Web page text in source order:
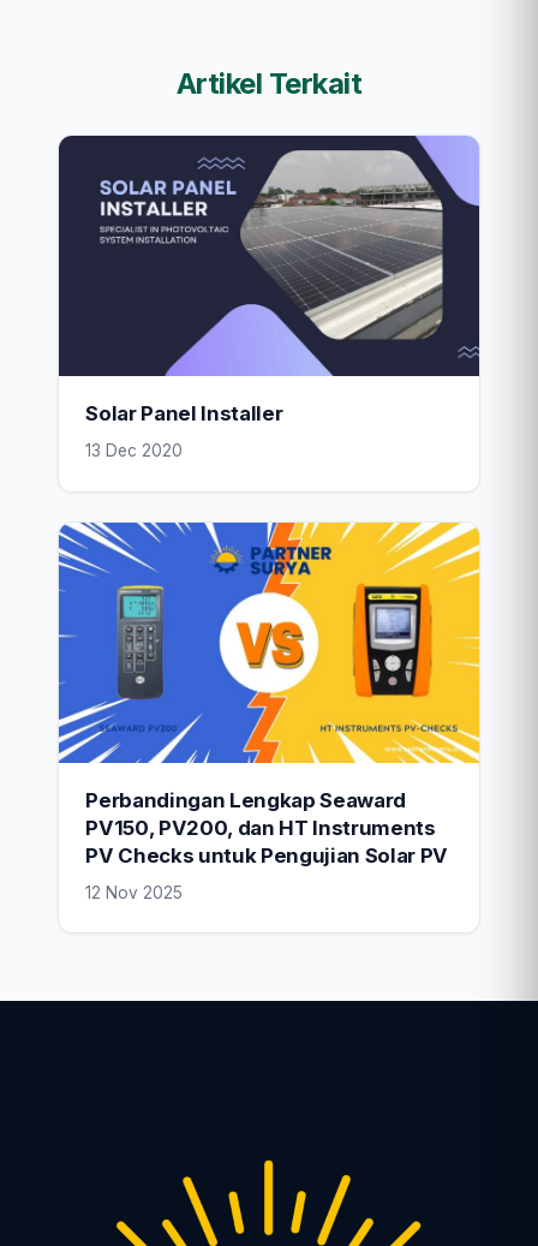
Artikel Terkait
Solar Panel Installer
13 Dec 2020
Perbandingan Lengkap Seaward
PV150, PV200, dan HT Instruments
PV Checks untuk Pengujian Solar PV
12 Nov 2025